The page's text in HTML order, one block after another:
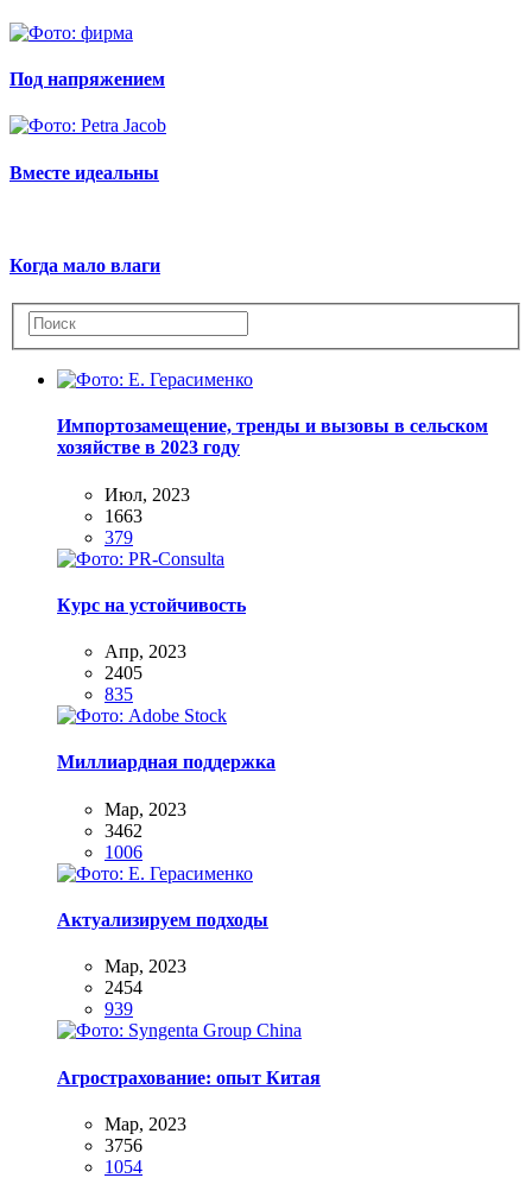
Под напряжением
Вместе идеальны
Когда мало влаги
Импортозамещение, тренды и вызовы в сельском
хозяйстве в 2023 году
Июл, 2023
1663
379
Курс на устойчивость
Апр, 2023
2405
835
Миллиардная поддержка
Мар, 2023
3462
1006
Актуализируем подходы
Мар, 2023
2454
939
Агрострахование: опыт Китая
Мар, 2023
3756
1054